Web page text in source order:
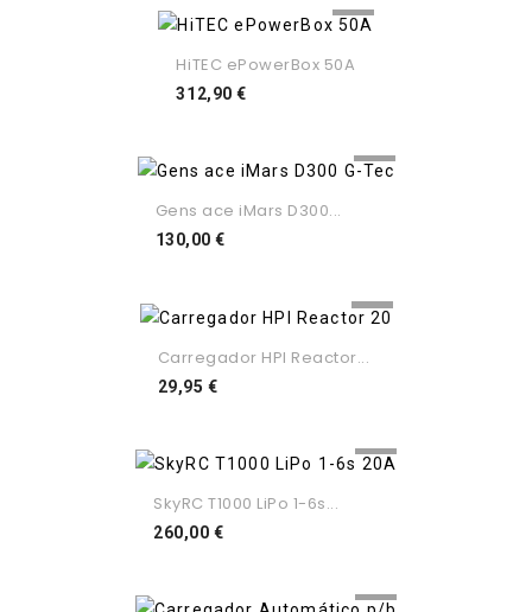
HiTEC ePowerBox 50A
312,90 €Preço
Gens ace iMars D300...
130,00 €Preço
Carregador HPI Reactor...
29,95 €Preço
SkyRC T1000 LiPo 1-6s...
260,00 €Preço